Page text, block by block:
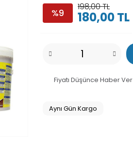
%9
198,00 TL
180,00 TL
Fiyatı Düşünce Haber Ver
Aynı Gün Kargo